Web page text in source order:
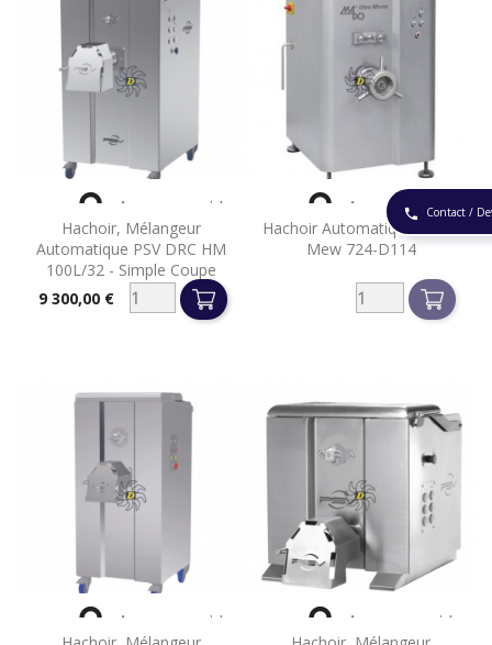
phone Contact /
Hachoir, Mélangeur
Automatique PSV DRC HM
100L/32 - Simple Coupe
Prix9 300,00 €
 Aperçu rapide
Hachoir Automatique Mado
Mew 724-D114
 Aperçu rapide
 Aperçu rapide  Aperçu rapide